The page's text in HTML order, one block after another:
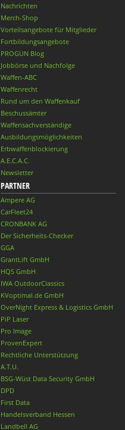
Nachrichten
Merch-Shop
Vorteilsangebote für Mitglieder
Fortbildungsangebote
PROGUN Blog
Jobbörse und Nachfolge
Waffen-ABC
Waffenrecht
Rund um den Waffenkauf
Beschussämter
Waffensachverständige
Ausbildungsmöglichkeiten
Erbwaffenblockierung
A.E.C.A.C.
Newsletter
PARTNER
Ampere AG
CarFleet24
CRONBANK AG
Der Sicherheits-Checker
GGA
GrantLift GmbH
HQS GmbH
IWA OutdoorClassics
KVoptimal.de GmbH
OverNight Express & Logistics GmbH
PiP Laser
Pro Image
ProvenExpert
Rechtliche Unterstützung
A.T.U.
BSG-Wüst Data Security GmbH
DPD
First Data
Handelsverband Hessen
Landbell AG